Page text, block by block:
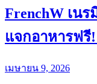
FrenchW เน
แจกอาหารฟรี
เมษายน 9, 2026